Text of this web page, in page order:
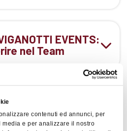
contenuti ed annunci, per
e per analizzare il nostro
EVENTS:
nel Team
Stagista
digitale